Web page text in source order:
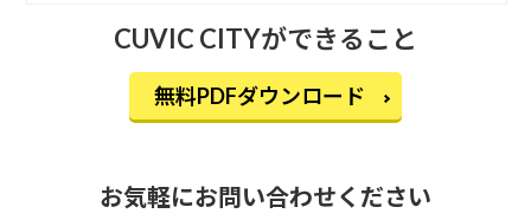
CUVIC CITYができること
無料PDFダウンロード
お気軽にお問い合わせください